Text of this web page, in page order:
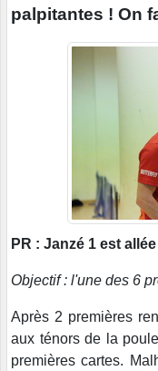
palpitantes ! On
PR : Janzé 1 est
Objectif : l'une des 6
Après 2 premières
aux ténors de la
premières cartes.